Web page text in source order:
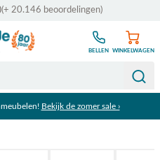
(+ 20.146 beoordelingen)
BELLEN WINKELWAGEN
Bekijk de zomer sale ›